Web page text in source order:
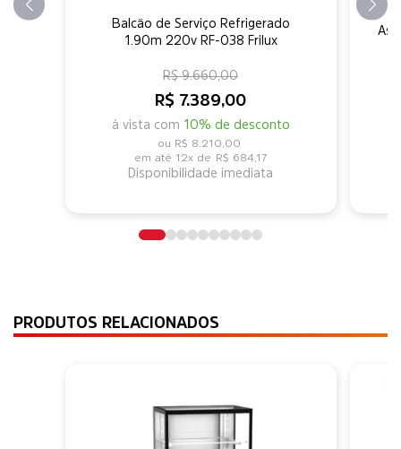
Balcão de Serviço Refrigerado
1.90m 220v RF-038 Frilux
R$ 7.389,00
à vista com 10% de desconto
R$ 9.660,00
R$ 8.210,00
12x de R$ 684,17
Disponibilidade imediata
PRODUTOS RELACIONADOS